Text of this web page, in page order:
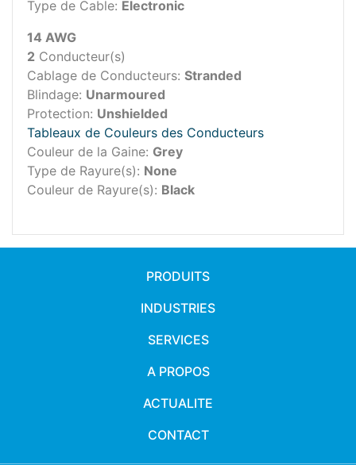
Type de Cable: Electronic
14 AWG
2 Conducteur(s)
Cablage de Conducteurs: Stranded
Blindage: Unarmoured
Protection: Unshielded
Tableaux de Couleurs des Conducteurs
Couleur de la Gaine: Grey
Type de Rayure(s): None
Couleur de Rayure(s): Black
PRODUITS
INDUSTRIES
SERVICES
A PROPOS
ACTUALITE
CONTACT